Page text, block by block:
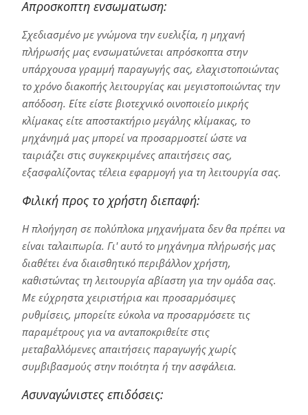
Απροσκοπτη ενσωματωση:
Σχεδιασμένο με γνώμονα την ευελιξία, η μηχανή
πλήρωσής μας ενσωματώνεται απρόσκοπτα στην
υπάρχουσα γραμμή παραγωγής σας, ελαχιστοποιώντας
το χρόνο διακοπής λειτουργίας και μεγιστοποιώντας την
απόδοση. Είτε είστε βιοτεχνικό οινοποιείο μικρής
κλίμακας είτε αποστακτήριο μεγάλης κλίμακας, το
μηχάνημά μας μπορεί να προσαρμοστεί ώστε να
ταιριάζει στις συγκεκριμένες απαιτήσεις σας,
εξασφαλίζοντας τέλεια εφαρμογή για τη λειτουργία σας.
Φιλική προς το χρήστη διεπαφή:
Η πλοήγηση σε πολύπλοκα μηχανήματα δεν θα πρέπει να
είναι ταλαιπωρία. Γι' αυτό το μηχάνημα πλήρωσής μας
διαθέτει ένα διαισθητικό περιβάλλον χρήστη,
καθιστώντας τη λειτουργία αβίαστη για την ομάδα σας.
Με εύχρηστα χειριστήρια και προσαρμόσιμες
ρυθμίσεις, μπορείτε εύκολα να προσαρμόσετε τις
παραμέτρους για να ανταποκριθείτε στις
μεταβαλλόμενες απαιτήσεις παραγωγής χωρίς
συμβιβασμούς στην ποιότητα ή την ασφάλεια.
Ασυναγώνιστες επιδόσεις: